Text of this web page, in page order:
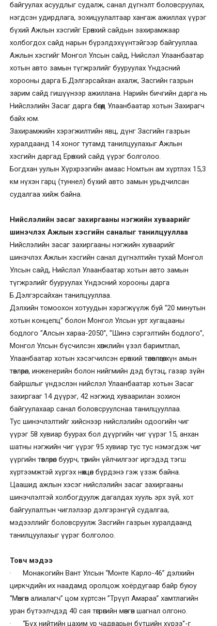
байгуулах асуудлыг судалж, санал дүгнэлт боловсруулах,
нэгдсэн удирдлага, зохицуулалтаар хангаж ажиллах үүрэг
бүхий Ажлын хэсгийг Ерөнхий сайдын захирамжаар
холбогдох сайд нарын бүрэлдэхүүнтэйгээр байгууллаа.
Ажлын хэсгийг Монгол Улсын сайд, Нийслэл Улаанбаатар
хотын авто замын түгжрэлийг бууруулах Үндэсний
хорооны дарга Б.Дэлгэрсайхан ахалж, Засгийн газрын
зарим сайд гишүүнээр ажиллана. Нарийн бичгийн дарга нь
Нийслэлийн Засаг дарга бөгөөд Улаанбаатар хотын Захирагч
байх юм.
Захирамжийн хэрэгжилтийн явц, дүнг Засгийн газрын
хуралдаанд 14 хоног тутамд танилцуулахыг Ажлын
хэсгийн даргад Ерөнхий сайд үүрэг болголоо.
Богдхан уулын Хүрхрээгийн амаас Номтын ам хүртлэх 15,3
км нүхэн гарц (туннел) бүхий авто замын урьдчилсан
судалгаа хийж байна.
Нийслэлийн засаг захиргааны нэгжийн хуваарийг
шинэчлэх Ажлын хэсгийн саналыг танилцууллаа
Нийслэлийн засаг захиргааны нэгжийн хуваарийг
шинэчлэх Ажлын хэсгийн санал дүгнэлтийн тухай Монгол
Улсын сайд, Нийслэл Улаанбаатар хотын авто замын
түгжрэлийг бууруулах Үндэсний хорооны дарга
Б.Дэлгэрсайхан танилцууллаа.
Дэлхийн томоохон хотуудын хэрэгжүүлж буй “20 минутын
хотын концепц” болон Монгол Улсын урт хугацааны
бодлого “Алсын хараа-2050”, “Шинэ сэргэлтийн бодлого”,
Монгол Улсын бүсчилсэн хөгжлийн үзэл баримтлал,
Улаанбаатар хотын хэсэгчилсэн ерөнхий төлөвлөгөө, хүн амын
төвлөрөл, инженерийн болон нийгмийн дэд бүтэц, газар зүйн
байршлыг үндэслэн нийслэл Улаанбаатар хотын Засаг
захиргааг 14 дүүрэг, 42 нэгжид хуваарилан зохион
байгуулахаар санал боловсруулснаа танилцууллаа.
Тус шинэчлэлтийг хийснээр нийслэлийн одоогийн чиг
үүрэг 58 хувиар буурах бол дүүргийн чиг үүрэг 15, анхан
шатны нэгжийн чиг үүрэг 95 хувиар тус тус нэмэгдэж чиг
үүргийн төвлөрөл буурч, төрийн үйлчилгээг иргэдэд тэгш
хүртээмжтэй хүргэх нөхцөл бүрдэнэ гэж үзэж байна.
Цаашид ажлын хэсэг нийслэлийн засаг захиргааны
шинэчлэлтэй холбогдуулж дагалдах хууль эрх зүй, хот
байгуулалтын чиглэлээр дэлгэрэнгүй судалгаа,
мэдээллийг боловсруулж Засгийн газрын хуралдаанд
танилцуулахыг үүрэг болголоо.
Товч мэдээ
· Монакогийн Вант Улсын “Монте Карло-46” дэлхийн
циркчдийн их наадамд оролцож хоёрдугаар байр буюу
“Мөнгөн алиалагч” цом хүртсэн ”Трүүп Амараа” хамтлагийн
уран бүтээлчдэд 40 сая төгрөгийн мөнгөн шагнал олгоно.
· “Бүх нийтийн цахим ур чадварын бүтцийн хүрээ”-г